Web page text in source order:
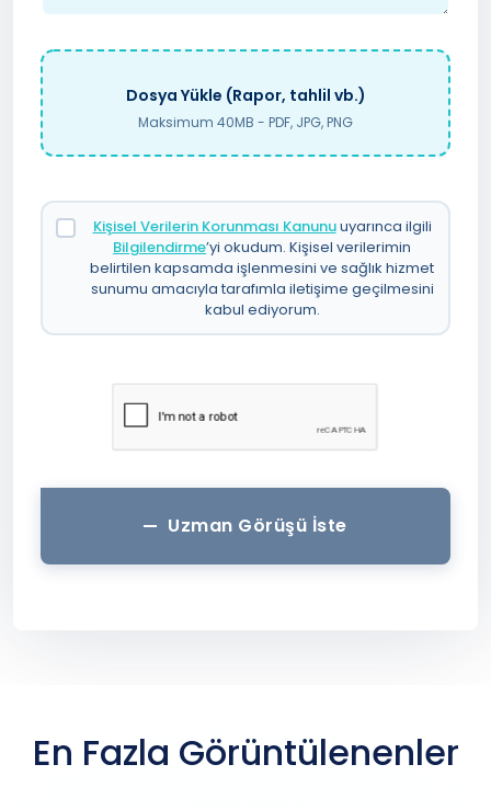
Dosya Yükle (Rapor, tahlil vb.)
Maksimum 40MB - PDF, JPG, PNG
Kişisel Verilerin Korunması Kanunuuyarınca ilgili
Bilgilendirme’yi okudum. Kişisel verilerimin
belirtilen kapsamda işlenmesini ve sağlık hizmet
sunumu amacıyla tarafımla iletişime geçilmesini
kabul ediyorum.
Uzman Görüşü İste
En Fazla Görüntülenenler